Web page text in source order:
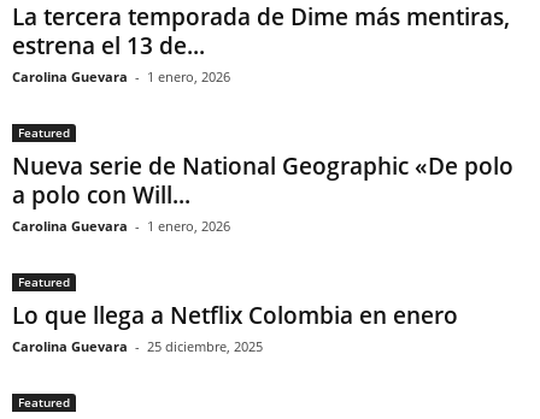
La tercera temporada de Dime más mentiras,
estrena el 13 de...
Carolina Guevara - 1 enero, 2026
Featured
Nueva serie de National Geographic «De polo
a polo con Will...
Carolina Guevara - 1 enero, 2026
Featured
Lo que llega a Netflix Colombia en enero
Carolina Guevara - 25 diciembre, 2025
Featured